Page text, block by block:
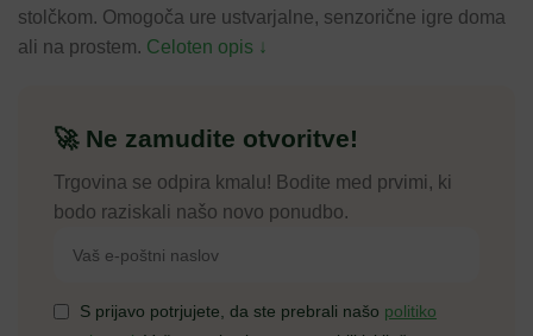
stolčkom. Omogoča ure ustvarjalne, senzorične igre doma
ali na prostem. Celoten opis ↓
🚀 Ne zamudite otvoritve!
Trgovina se odpira kmalu! Bodite med prvimi, ki
bodo raziskali našo novo ponudbo.
S prijavo potrjujete, da ste prebrali našo politiko